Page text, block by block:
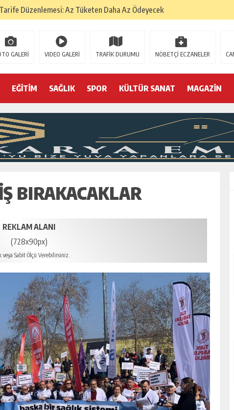
Düzenlemesi: Az Tüketen Daha Az Ödeyecek
Tatarlarının Tepreş Coşkusu
3 devri
şeker, kimine zehir
GALERİ VIDEO GALERİ TRAFİK DURUMU NÖBETÇİ ECZANELER
EĞİTİM SAĞLIK SPOR KÜLTÜR SANAT MAGAZİN
BIRAKACAKLAR
REKLAM ALANI
(728x90px)
veya Sabit Ölçü Verebilirsiniz.